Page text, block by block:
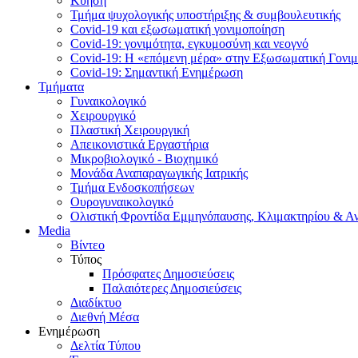
Τμήμα ψυχολογικής υποστήριξης & συμβουλευτικής
Covid-19 και εξωσωματική γονιμοποίηση
Covid-19: γονιμότητα, εγκυμοσύνη και νεογνό
Covid-19: Η «επόμενη μέρα» στην Εξωσωματική
Covid-19: Σημαντική Ενημέρωση
Τμήματα
Γυναικολογικό
Χειρουργικό
Πλαστική Χειρουργική
Απεικονιστικά Εργαστήρια
Μικροβιολογικό - Βιοχημικό
Μονάδα Αναπαραγωγικής Ιατρικής
Τμήμα Ενδοσκοπήσεων
Ουρογυναικολογικό
Ολιστική Φροντίδα Εμμηνόπαυσης, Κλιμακτηρίου &
Media
Βίντεο
Τύπος
Πρόσφατες Δημοσιεύσεις
Παλαιότερες Δημοσιεύσεις
Διαδίκτυο
Διεθνή Μέσα
Ενημέρωση
Δελτία Τύπου